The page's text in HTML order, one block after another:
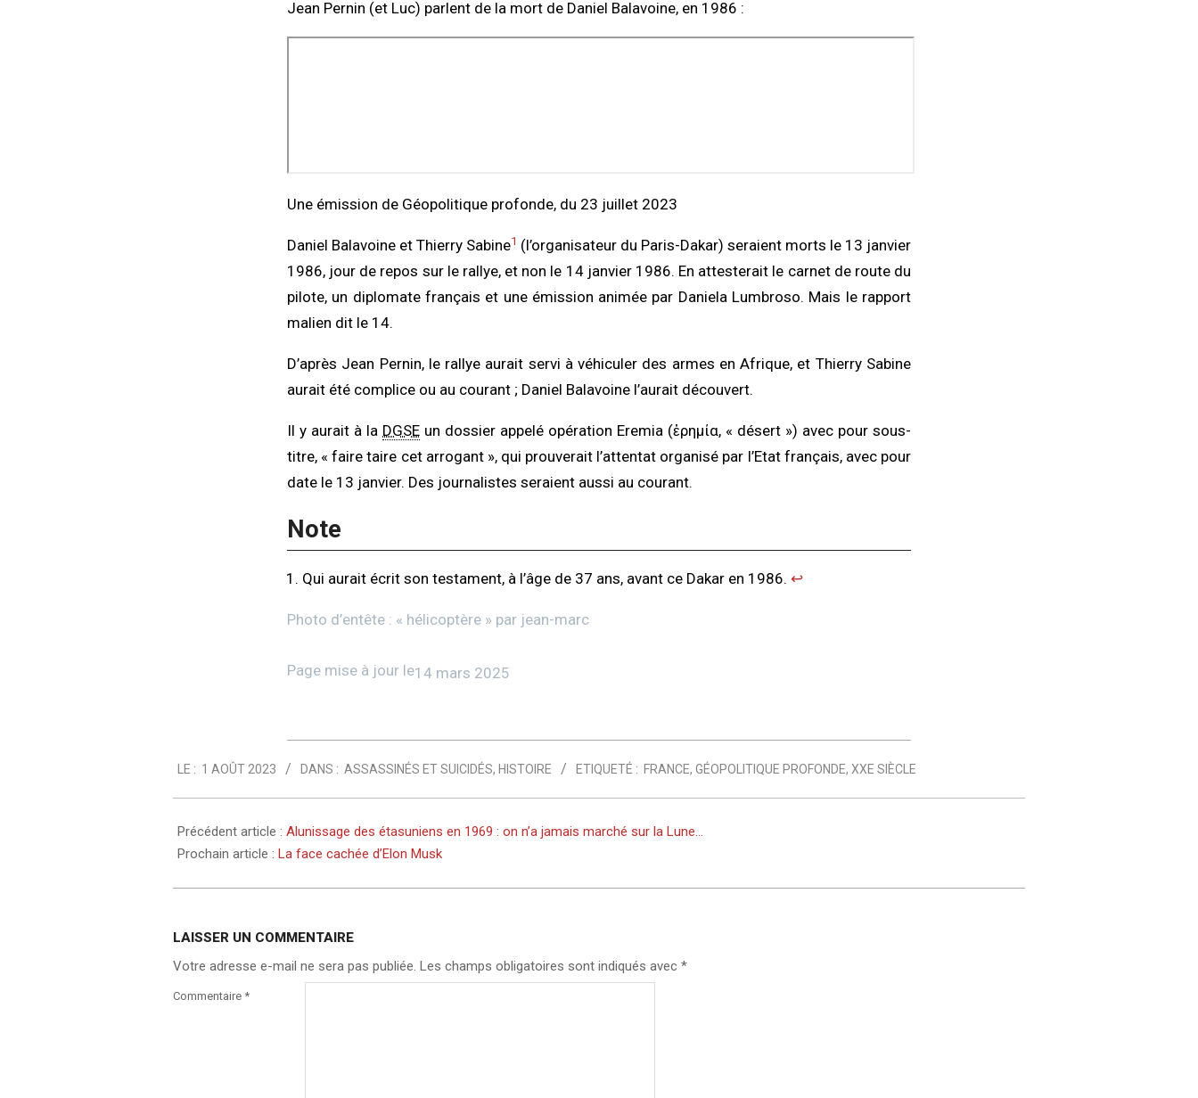
Jean Pernin (et Luc) parlent de la mort de Daniel Balavoine, en 1986 :
Une émission de Géopolitique profonde, du 23 juillet 2023
Daniel Balavoine et Thierry Sabine1 (l’organisateur du Paris-Dakar) seraient morts le 13 janvier
1986, jour de repos sur le rallye, et non le 14 janvier 1986. En attesterait le carnet de route du
pilote, un diplomate français et une émission animée par Daniela Lumbroso. Mais le rapport
malien dit le 14.
D’après Jean Pernin, le rallye aurait servi à véhiculer des armes en Afrique, et Thierry Sabine
aurait été complice ou au courant ; Daniel Balavoine l’aurait découvert.
Il y aurait à la DGSE un dossier appelé opération Eremia (ἐρημία, « désert ») avec pour sous-
titre, « faire taire cet arrogant », qui prouverait l’attentat organisé par l’Etat français, avec pour
date le 13 janvier. Des journalistes seraient aussi au courant.
Note
Qui aurait écrit son testament, à l’âge de 37 ans, avant ce Dakar en 1986. ↩︎
Photo d’entête : « hélicoptère » par jean-marc
Page mise à jour le14 mars 2025
08-
01
LE : 1 AOÛT 2023 DANS : ASSASSINÉS ET SUICIDÉS, HISTOIRE ETIQUETÉ : FRANCE,GÉOPOLITIQUE PROFONDE,XXE SIÈCLE
Précédent article :Alunissage des étasuniens en 1969 : on n’a jamais marché sur la Lune…
Prochain article :La face cachée d’Elon Musk
LAISSER UN COMMENTAIRE
Votre adresse e-mail ne sera pas publiée. Les champs obligatoires sont indiqués avec*
Commentaire *